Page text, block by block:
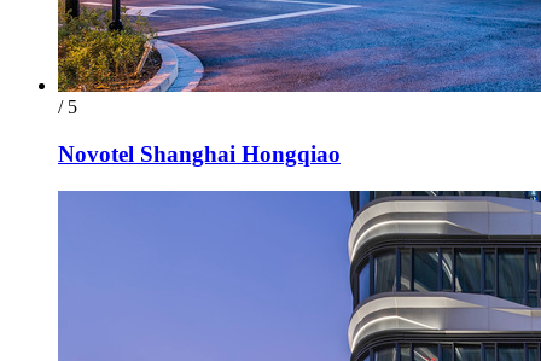
/ 5
Novotel Shanghai Hongqiao